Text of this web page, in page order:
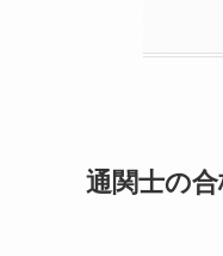
通関士の合